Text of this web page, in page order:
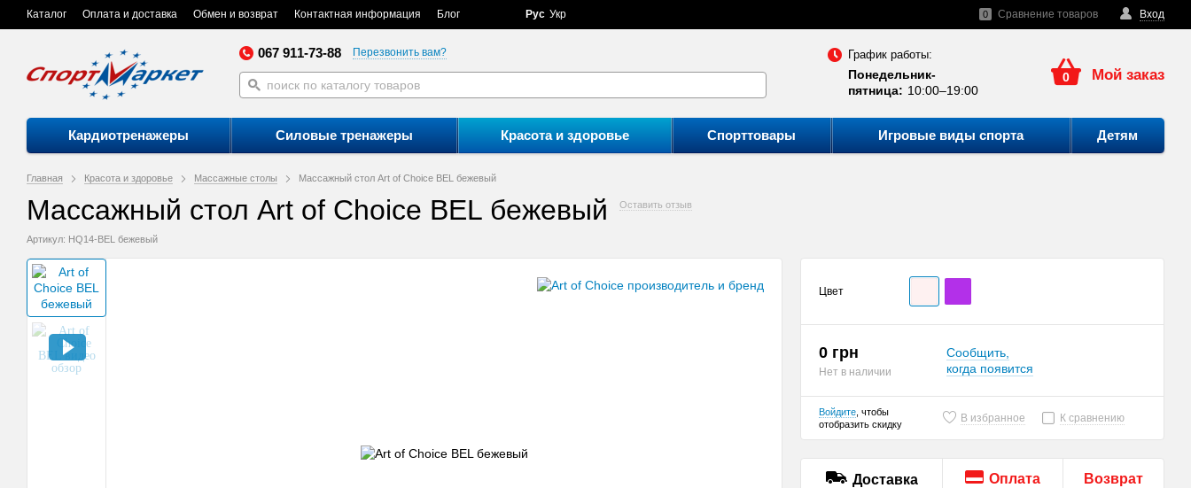
Каталог Оплата и доставка Обмен и возврат Контактная информация Блог Вход
0 Сравнение товаров
Рус Укр
067 911-73-88 Перезвонить вам? График работы:
Понедельник-
пятница: 10:00–19:00
0 Мой заказ
Кардиотренажеры Силовые тренажеры Красота и здоровье Спорттовары Игровые виды спорта Детям
Главная Красота и здоровье Массажные столы Массажный стол Art of Choice BEL бежевый
Массажный стол Art of Choice BEL бежевый Оставить отзыв
Артикул: HQ14-BEL бежевый
Цвет
0 грн
Нет в наличии
Сообщить,
когда появится
Войдите , чтобы
отобразить скидку
В избранное К сравнению
Доставка Оплата Возврат